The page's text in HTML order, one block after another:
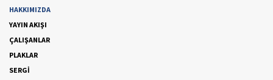
HAKKIMIZDA
YAYIN AKIŞI
ÇALIŞANLAR
PLAKLAR
SERGİ